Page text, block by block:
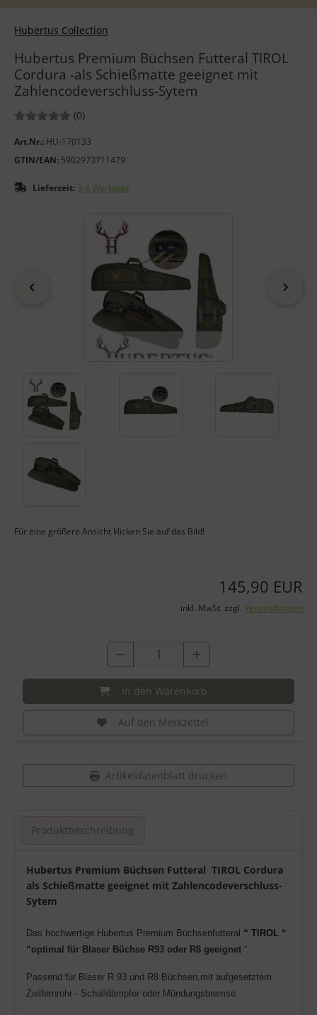
Hubertus Collection
Hubertus Premium Büchsen Futteral TIROL
Cordura -als Schießmatte geeignet mit
Zahlencodeverschluss-Sytem
Bewertungen:
(0Bewertungen
)
Art.Nr.: HU-170133
GTIN/EAN: 5902973711479
Lieferzeit: 3-4 Werktage
Wenn mehr als ein Produktbild exitiert, können Sie die
Für eine größere Ansicht klicken Sie auf das Bild!
145,90 EUR
inkl. MwSt. zzgl. Versandkosten
In den Warenkorb
Auf den Merkzettel
Artikeldatenblatt drucken
Produktbeschreibung
Produktbeschreibung
Hubertus Premium Büchsen Futteral TIROL Cordura
als Schießmatte geeignet mit Zahlencodeverschluss-
Sytem
Das hochwertige Hubertus Premium Büchsenfutteral “ TIROL “
“optimal für Blaser Büchse R93 oder R8 geeignet “.
Passend für Blaser R 93 und R8 Büchsen,mit aufgesetztem
Zielfernrohr - Schalldämpfer oder Mündungsbremse